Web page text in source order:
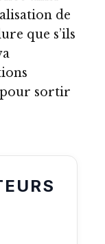
de
que s’ils
pour sortir